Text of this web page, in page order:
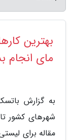
بهترین
مای انجام
شهرهای کشور
مقاله برای